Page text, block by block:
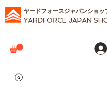
ヤードフォースジャパンショッ
YARDFORCE JAPAN